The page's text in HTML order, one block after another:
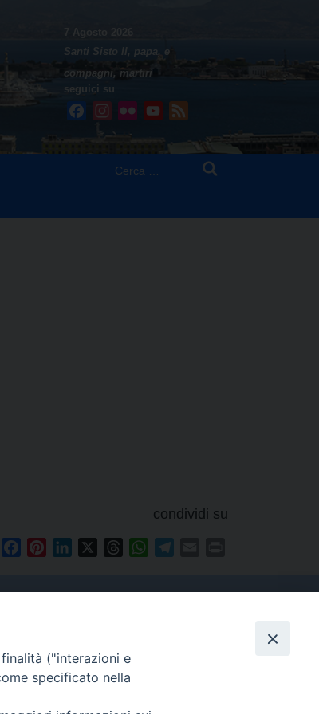
7 Agosto 2026
Santi Sisto II, papa, e
compagni, martiri
seguici su
FacebookInstagram
Flickr YouTube
condividi su
FacebookPinterestLinkedIn ThreadsWhatsApp
090.6684111 - Fax.
("interazioni e
specificato nella